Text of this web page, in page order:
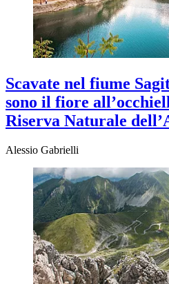
Scavate nel fiume
sono il fiore
Riserva Naturale
Alessio Gabrielli